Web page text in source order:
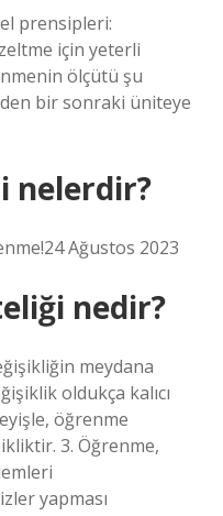
prensipleri:
için yeterli
ölçütü şu
bir sonraki üniteye
nelerdir?
Ağustos 2023
nedir?
meydana
oldukça kalıcı
öğrenme
3. Öğrenme,
yapması